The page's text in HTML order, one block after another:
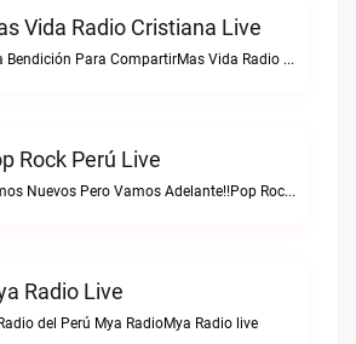
Vida Radio Cristiana Live
Una Bendición Para CompartirMas Vida Radio Cristiana live
Rock Perú Live
Somos Nuevos Pero Vamos Adelante!!Pop Rock Perú live
Radio Live
del Perú Mya RadioMya Radio live